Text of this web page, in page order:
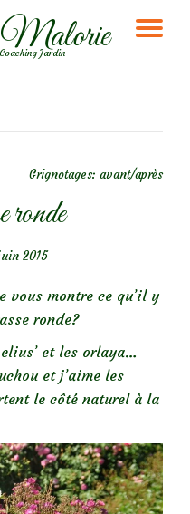
Malorie
Jardin
Grignotages: avant/après
ronde
2015
vous montre ce qu’il y
ronde?
et les orlaya…
et j’aime les
le côté naturel à la